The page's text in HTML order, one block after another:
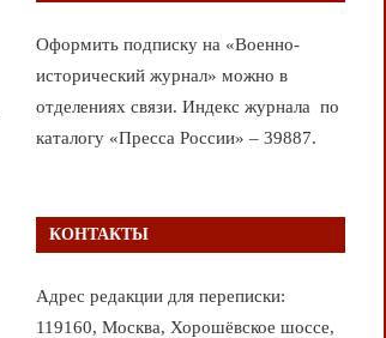
Оформить подписку на «Военно-
исторический журнал» можно в
отделениях связи. Индекс журнала по
каталогу «Пресса России» – 39887.
КОНТАКТЫ
Адрес редакции для переписки:
119160, Москва, Хорошёвское шоссе,